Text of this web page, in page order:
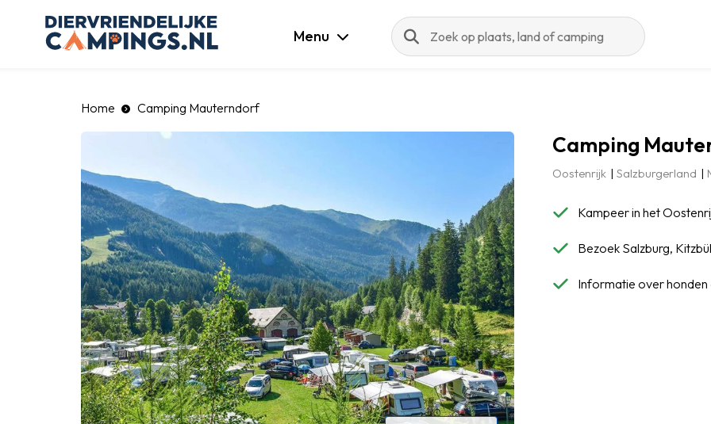
Menu
Zoeken
Home Camping Mauterndorf
Camping
Oostenrijk Salzburgerland
Kampeer in het
Bezoek Salzburg,
Informatie over